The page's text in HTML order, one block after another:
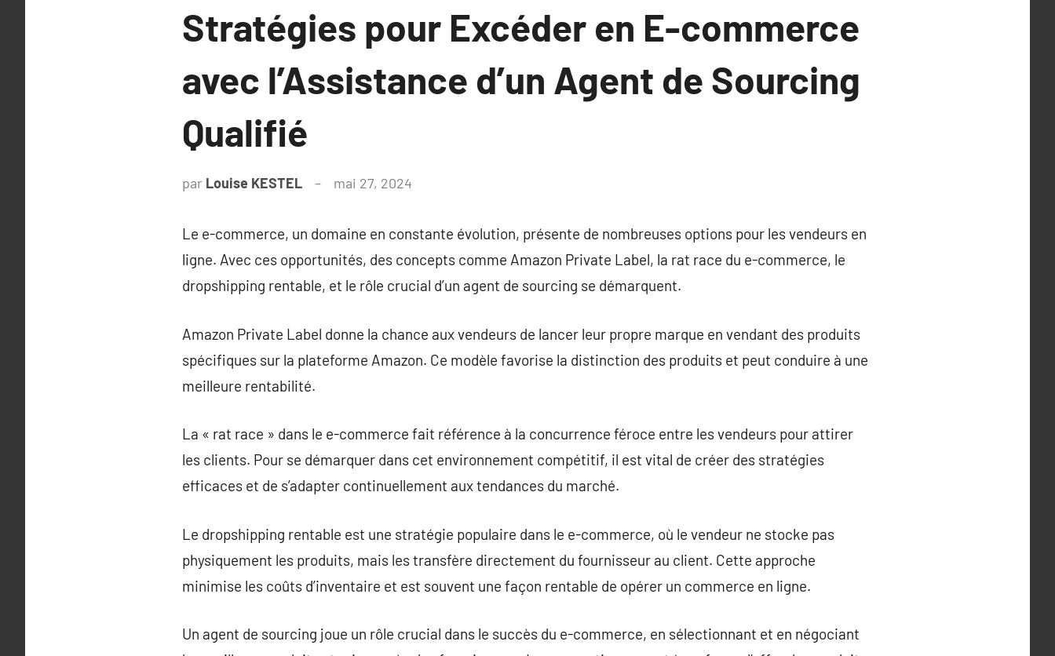
Stratégies pour Excéder en E-commerce
avec l’Assistance d’un Agent de Sourcing
Qualifié
par Louise KESTEL mai 27, 2024
Le e-commerce, un domaine en constante évolution, présente de nombreuses options pour les vendeurs en
ligne. Avec ces opportunités, des concepts comme Amazon Private Label, la rat race du e-commerce, le
dropshipping rentable, et le rôle crucial d’un agent de sourcing se démarquent.
Amazon Private Label donne la chance aux vendeurs de lancer leur propre marque en vendant des produits
spécifiques sur la plateforme Amazon. Ce modèle favorise la distinction des produits et peut conduire à une
meilleure rentabilité.
La « rat race » dans le e-commerce fait référence à la concurrence féroce entre les vendeurs pour attirer
les clients. Pour se démarquer dans cet environnement compétitif, il est vital de créer des stratégies
efficaces et de s’adapter continuellement aux tendances du marché.
Le dropshipping rentable est une stratégie populaire dans le e-commerce, où le vendeur ne stocke pas
physiquement les produits, mais les transfère directement du fournisseur au client. Cette approche
minimise les coûts d’inventaire et est souvent une façon rentable de opérer un commerce en ligne.
Un agent de sourcing joue un rôle crucial dans le succès du e-commerce, en sélectionnant et en négociant